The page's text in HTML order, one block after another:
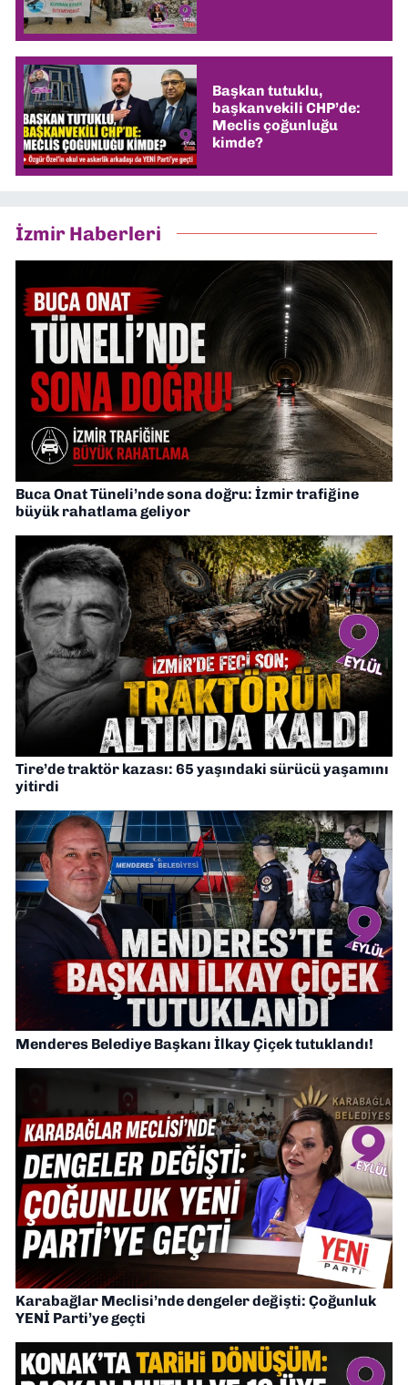
Başkan tutuklu,
başkanvekili CHP’de:
Meclis çoğunluğu
kimde?
İzmir Haberleri
Buca Onat Tüneli’nde sona doğru: İzmir trafiğine
büyük rahatlama geliyor
Tire’de traktör kazası: 65 yaşındaki sürücü yaşamını
yitirdi
Menderes Belediye Başkanı İlkay Çiçek tutuklandı!
Karabağlar Meclisi’nde dengeler değişti: Çoğunluk
YENİ Parti’ye geçti